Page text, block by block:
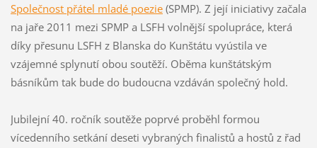
Společnost přátel mladé poezie(SPMP). Z její iniciativy začala
na jaře 2011 mezi SPMP a LSFH volnější spolupráce, která
díky přesunu LSFH z Blanska do Kunštátu vyústila ve
vzájemné splynutí obou soutěží. Oběma kunštátským
básníkům tak bude do budoucna vzdáván společný hold.
Jubilejní 40. ročník soutěže poprvé proběhl formou
vícedenního setkání deseti vybraných finalistů a hostů z řad